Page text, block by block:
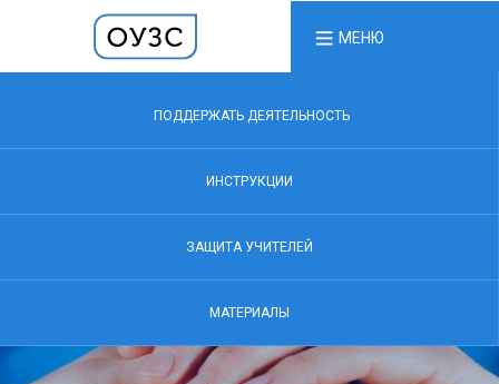
МЕНЮ
ПОДДЕРЖАТЬ ДЕЯТЕЛЬНОСТЬ
ИНСТРУКЦИИ
ЗАЩИТА УЧИТЕЛЕЙ
МАТЕРИАЛЫ